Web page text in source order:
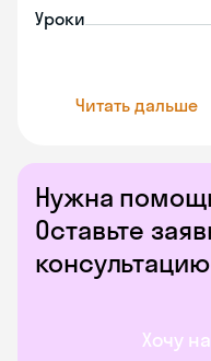
Нужна
Оставьте
консультацию
Хочу
Уроки
Читать дальше